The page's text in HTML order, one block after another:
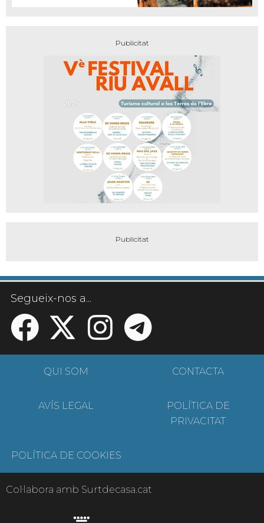
Segueix-nos a...
QUI SOM CONTACTA
AVÍS LEGAL
POLÍTICA DE
PRIVACITAT
POLÍTICA DE COOKIES
Col·labora amb Surtdecasa.cat